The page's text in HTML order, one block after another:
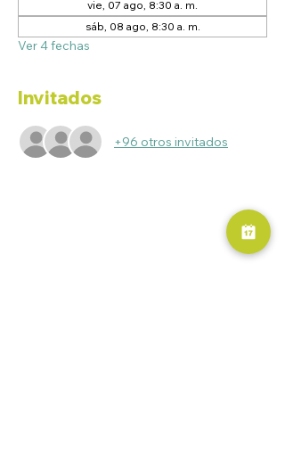
vie, 07 ago, 8:30 a. m.
sáb, 08 ago, 8:30 a. m.
Ver 4 fechas
Invitados
+96 otros invitados